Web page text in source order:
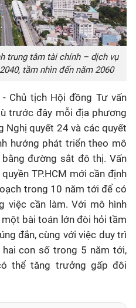
trung tâm tài chính – dịch vụ
tầm nhìn đến năm 2060
Chủ tịch Hội đồng Tư vấn
trước đây mỗi địa phương
Nghị quyết 24 và các quyết
hướng phát triển theo mô
đường sắt đô thị. Vấn
TP.HCM mới cần định
trong 10 năm tới để có
việc cần làm. Với mô hình
một bài toán lớn đòi hỏi tầm
đắn, cùng với việc duy trì
con số trong 5 năm tới,
thể tăng trưởng gấp đôi